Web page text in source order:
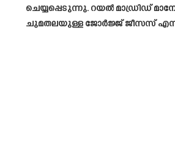
ചെയ്യപ്പെടുന്നു. റയൽ മാഡ്രിഡ്
ചുമതലയുള്ള ജോർജ്ജ് ജീസസ്